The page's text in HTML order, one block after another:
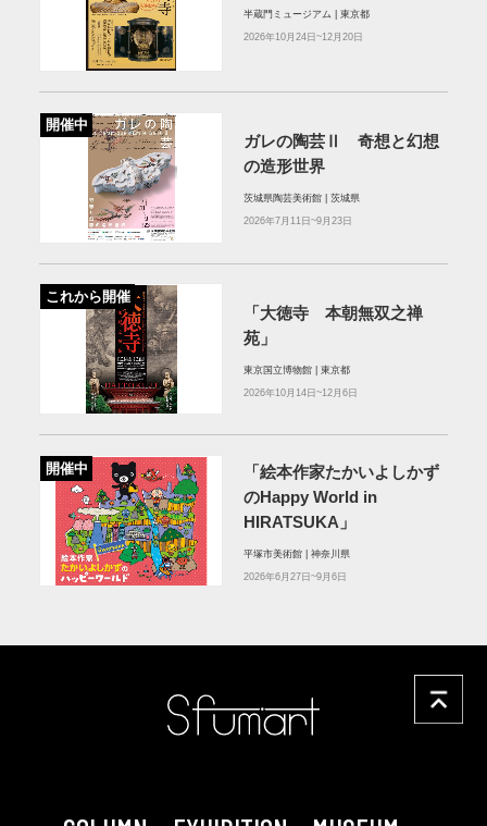
半蔵門ミュージアム | 東京都
2026年10月24日~12月20日
開催中
ガレの陶芸Ⅱ 奇想と幻想
の造形世界
茨城県陶芸美術館 | 茨城県
2026年7月11日~9月23日
これから開催
「大徳寺 本朝無双之禅
苑」
東京国立博物館 | 東京都
2026年10月14日~12月6日
開催中
「絵本作家たかいよしかず
のHappy World in
HIRATSUKA」
平塚市美術館 | 神奈川県
2026年6月27日~9月6日